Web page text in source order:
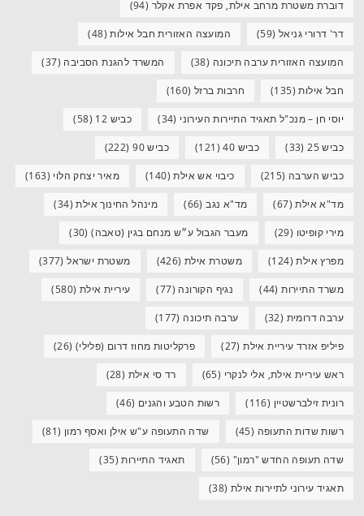
דוברת משטרת מרחב אילת, פקד אפרת אקלר (94)
דר' דרורי גניאל (59) המועצה האזורית חבל אילות(48)
המועצה האזורית ערבה תיכונה (38) המשרד להגנת הסביבה (37)
חבל אילות(135) חרבות ברזל (160)
יוסי חן – מנכ"ל תאגיד התיירות העירוני (34) כביש 12 (58)
כביש 25 (33) כביש 40 (121) כביש 90 (222)
כביש הערבה (215) כיבוי אש אילת(140) מאיר יצחק הלוי (163)
מד"א אילת(67) מד"א נגב(66) מינהל החינוך אילת(34)
מירי קופיטו (29) מעבר הגבול ע״ש מנחם בגין (טאבה)(30)
מפרץ אילת(124) משטרת אילת (426) משטרת ישראל(377)
משרד התיירות(44) נגיף הקורונה (77) עיריית אילת (580)
ערבה דרומית (32) ערבה תיכונה (177)
פיליפ אזרד עיריית אילת(27) פרקליטות מחוז דרום (פלילי) (26)
ראש עיריית אילת, אלי לנקרי (65) רד סי אילת (28)
רונית זילברשטיין (116) רשות הטבע והגנים (46)
רשות שדות התעופה (45) שדה התעופה ע"ש אילן ואסף רמון (81)
שדה תעופה החדש "רמון" (56) תאגיד התיירות(35)
תאגיד עירוני לתיירות אילת (38)